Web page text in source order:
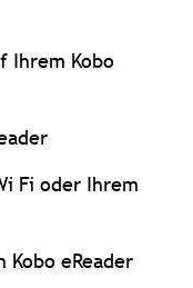
Ihrem Kobo
Fi oder Ihrem
eReader